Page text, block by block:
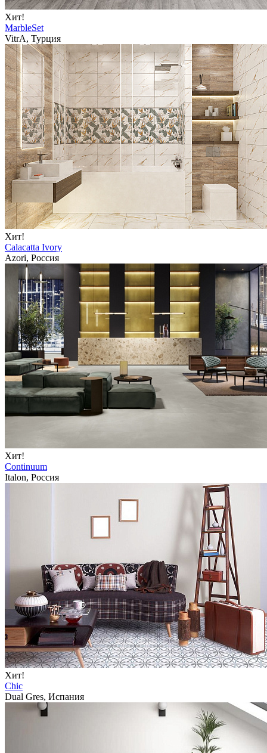
Хит!
MarbleSet
VitrA, Турция
Хит!
Calacatta Ivory
Azori, Россия
Хит!
Continuum
Italon, Россия
Хит!
Chic
Dual Gres, Испания